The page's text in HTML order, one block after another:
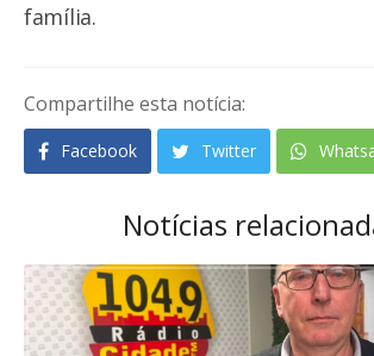
família.
Compartilhe esta notícia:
Facebook Twitter
Notícias